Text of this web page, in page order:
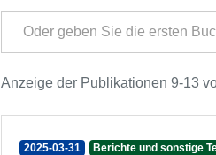
Anzeige der Publikationen 9-13
2025-03-31 Berichte und sonstige